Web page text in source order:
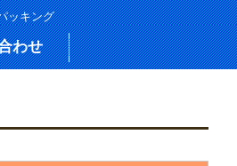
ッキング
わせ